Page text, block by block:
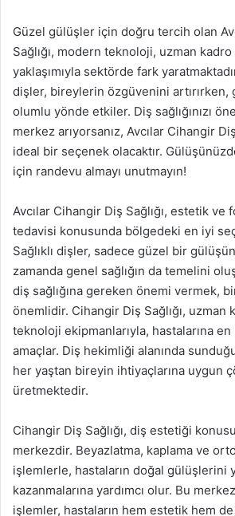
Güzel gülüşler için doğru tercih olan
Sağlığı, modern teknoloji, uzman kadro
yaklaşımıyla sektörde fark
dişler, bireylerin özgüvenini artırırken,
olumlu yönde etkiler. Diş sağlığınızı
merkez arıyorsanız, Avcılar Cihangir
ideal bir seçenek olacaktır.
için randevu almayı unutmayın!
Avcılar Cihangir Diş Sağlığı, estetik ve
tedavisi konusunda bölgedeki en iyi
Sağlıklı dişler, sadece güzel bir
zamanda genel sağlığın da temelini
diş sağlığına gereken önemi vermek,
önemlidir. Cihangir Diş Sağlığı, uzman
teknoloji ekipmanlarıyla, hastalarına
amaçlar. Diş hekimliği alanında
her yaştan bireyin ihtiyaçlarına uygun
üretmektedir.
Cihangir Diş Sağlığı, diş estetiği
merkezdir. Beyazlatma, kaplama ve
işlemlerle, hastaların doğal gülüşlerini
kazanmalarına yardımcı olur. Bu
işlemler, hastaların hem estetik hem